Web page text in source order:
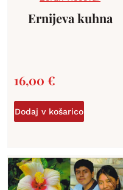
Ernijeva kuhna
16,00 €
Dodaj v košarico